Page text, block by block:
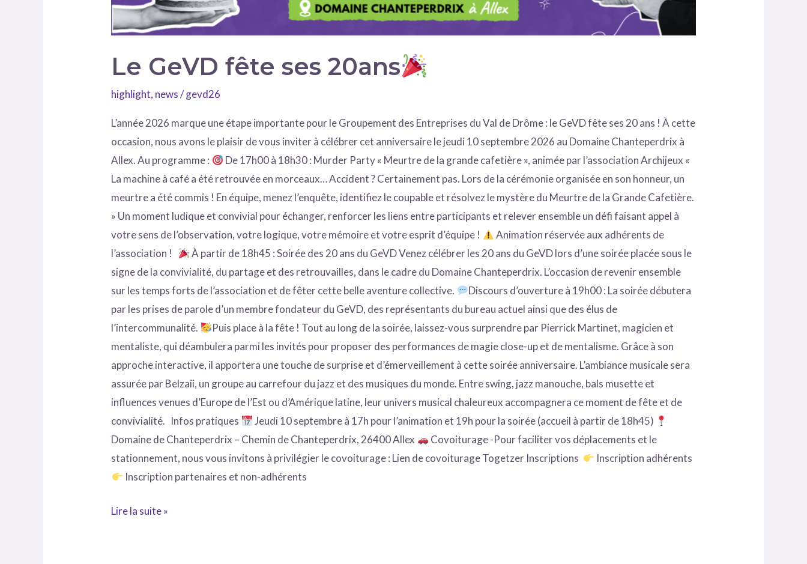
Le GeVD fête ses 20ans
highlight, news/gevd26
L’année 2026 marque une étape importante pour le Groupement des Entreprises du Val de Drôme : le GeVD fête ses 20 ans ! À cette
occasion, nous avons le plaisir de vous inviter à célébrer cet anniversaire le jeudi 10 septembre 2026 au Domaine Chanteperdrix à
Allex. Au programme :
De 17h00 à 18h30 : Murder Party « Meurtre de la grande cafetière », animée par l’association Archijeux «
La machine à café a été retrouvée en morceaux… Accident ? Certainement pas. Lors de la cérémonie organisée en son honneur, un
meurtre a été commis ! En équipe, menez l’enquête, identifiez le coupable et résolvez le mystère du Meurtre de la Grande Cafetière.
» Un moment ludique et convivial pour échanger, renforcer les liens entre participants et relever ensemble un défi faisant appel à
votre sens de l’observation, votre logique, votre mémoire et votre esprit d’équipe !
Animation réservée aux adhérents de
l’association !
À partir de 18h45 : Soirée des 20 ans du GeVD Venez célébrer les 20 ans du GeVD lors d’une soirée placée sous le
signe de la convivialité, du partage et des retrouvailles, dans le cadre du Domaine Chanteperdrix. L’occasion de revenir ensemble
sur les temps forts de l’association et de fêter cette belle aventure collective.
Discours d’ouverture à 19h00 : La soirée débutera
par les prises de parole d’un membre fondateur du GeVD, des représentants du bureau actuel ainsi que des élus de
l’intercommunalité.
Puis place à la fête ! Tout au long de la soirée, laissez-vous surprendre par Pierrick Martinet, magicien et
mentaliste, qui déambulera parmi les invités pour proposer des performances de magie close-up et de mentalisme. Grâce à son
approche interactive, il apportera une touche de surprise et d’émerveillement à cette soirée anniversaire. L’ambiance musicale sera
assurée par Belzaii, un groupe au carrefour du jazz et des musiques du monde. Entre swing, jazz manouche, bals musette et
influences venues d’Europe de l’Est ou d’Amérique latine, leur univers musical chaleureux accompagnera ce moment de fête et de
convivialité. Infos pratiques
Jeudi 10 septembre à 17h pour l’animation et 19h pour la soirée (accueil à partir de 18h45)
Domaine de Chanteperdrix – Chemin de Chanteperdrix, 26400 Allex
Covoiturage -Pour faciliter vos déplacements et le
stationnement, nous vous invitons à privilégier le covoiturage : Lien de covoiturage Togetzer Inscriptions
Inscription adhérents
Inscription partenaires et non-adhérents
Lire la suite »